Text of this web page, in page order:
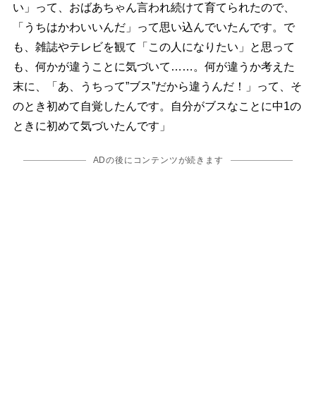
い」って、おばあちゃん言われ続けて育てられたので、
「うちはかわいいんだ」って思い込んでいたんです。で
も、雑誌やテレビを観て「この人になりたい」と思って
も、何かが違うことに気づいて……。何が違うか考えた
末に、「あ、うちって”ブス”だから違うんだ！」って、そ
のとき初めて自覚したんです。自分がブスなことに中1の
ときに初めて気づいたんです」
ADの後にコンテンツが続きます